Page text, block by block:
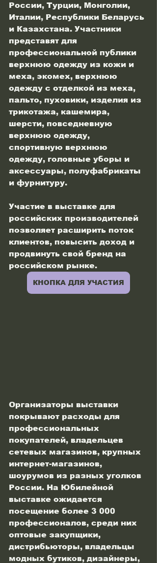
России, Турции, Монголии,
Италии, Республики Беларусь
и Казахстана. Участники
представят для
профессиональной публики
верхнюю одежду из кожи и
меха, экомех, верхнюю
одежду с отделкой из меха,
пальто, пуховики, изделия из
трикотажа, кашемира,
шерсти, повседневную
верхнюю одежду,
спортивную верхнюю
одежду, головные уборы и
аксессуары, полуфабрикаты
и фурнитуру.
Участие в выставке для
российских производителей
позволяет расширить поток
клиентов, повысить доход и
продвинуть свой бренд на
российском рынке.
КНОПКА ДЛЯ УЧАСТИЯ
Организаторы выставки
покрывают расходы для
профессиональных
покупателей, владельцев
сетевых магазинов, крупных
интернет-магазинов,
шоурумов из разных уголков
России. На Юбилейной
выставке ожидается
посещение более 3 000
профессионалов, среди них
оптовые закупщики,
дистрибьюторы, владельцы
модных бутиков, дизайнеры,